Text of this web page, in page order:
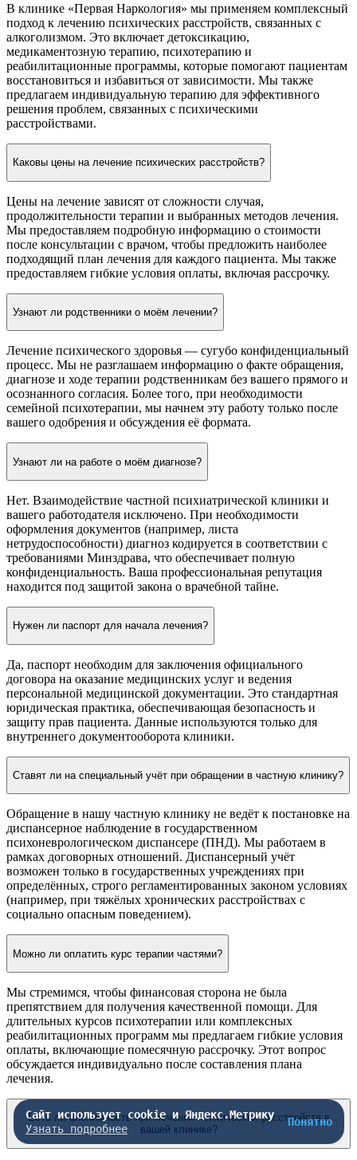
В клинике «Первая Наркология» мы применяем комплексный
подход к лечению психических расстройств, связанных с
алкоголизмом. Это включает детоксикацию,
медикаментозную терапию, психотерапию и
реабилитационные программы, которые помогают пациентам
восстановиться и избавиться от зависимости. Мы также
предлагаем индивидуальную терапию для эффективного
решения проблем, связанных с психическими
расстройствами.
Каковы цены на лечение психических расстройств?
Цены на лечение зависят от сложности случая,
продолжительности терапии и выбранных методов лечения.
Мы предоставляем подробную информацию о стоимости
после консультации с врачом, чтобы предложить наиболее
подходящий план лечения для каждого пациента. Мы также
предоставляем гибкие условия оплаты, включая рассрочку.
Узнают ли родственники о моём лечении?
Лечение психического здоровья — сугубо конфиденциальный
процесс. Мы не разглашаем информацию о факте обращения,
диагнозе и ходе терапии родственникам без вашего прямого и
осознанного согласия. Более того, при необходимости
семейной психотерапии, мы начнем эту работу только после
вашего одобрения и обсуждения её формата.
Узнают ли на работе о моём диагнозе?
Нет. Взаимодействие частной психиатрической клиники и
вашего работодателя исключено. При необходимости
оформления документов (например, листа
нетрудоспособности) диагноз кодируется в соответствии с
требованиями Минздрава, что обеспечивает полную
конфиденциальность. Ваша профессиональная репутация
находится под защитой закона о врачебной тайне.
Нужен ли паспорт для начала лечения?
Да, паспорт необходим для заключения официального
договора на оказание медицинских услуг и ведения
персональной медицинской документации. Это стандартная
юридическая практика, обеспечивающая безопасность и
защиту прав пациента. Данные используются только для
внутреннего документооборота клиники.
Ставят ли на специальный учёт при обращении в частную клинику?
Обращение в нашу частную клинику не ведёт к постановке на
диспансерное наблюдение в государственном
психоневрологическом диспансере (ПНД). Мы работаем в
рамках договорных отношений. Диспансерный учёт
возможен только в государственных учреждениях при
определённых, строго регламентированных законом условиях
(например, при тяжёлых хронических расстройствах с
социально опасным поведением).
Можно ли оплатить курс терапии частями?
Мы стремимся, чтобы финансовая сторона не была
препятствием для получения качественной помощи. Для
длительных курсов психотерапии или комплексных
реабилитационных программ мы предлагаем гибкие условия
оплаты, включающие помесячную рассрочку. Этот вопрос
обсуждается индивидуально после составления плана
лечения.
Есть ли анонимность при лечении психических расстройств в
вашей клинике?
Сайт использует cookie и Яндекс.Метрику
Узнать подробнее
Понятно